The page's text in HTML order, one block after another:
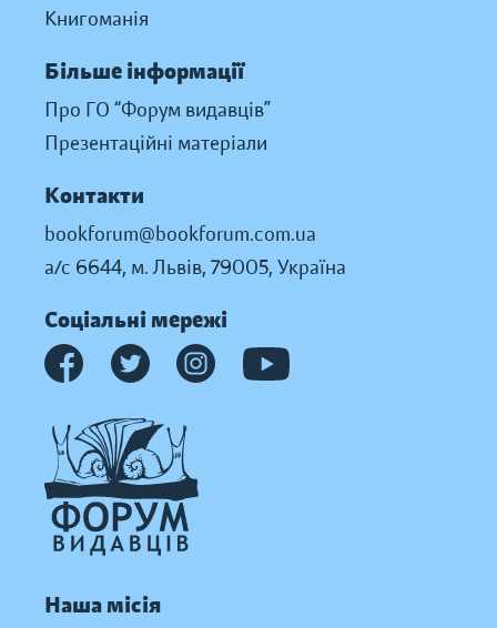
Книгоманія
Більше інформації
Про ГО “Форум видавців”
Презентаційні матеріали
Контакти
bookforum@bookforum.com.ua
а/с 6644, м. Львів, 79005, Україна
Соціальні мережі
Наша місія